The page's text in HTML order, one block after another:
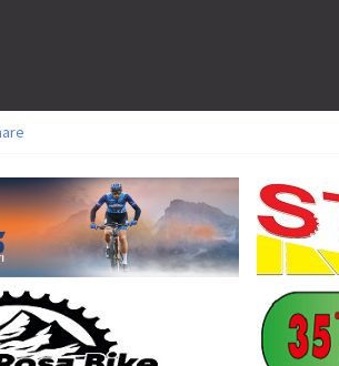
e Gallis. Signorelli 5^ la migliore tra gli italiani
agonistica di una leggendaria storia
argento azzurro a Monteceneri